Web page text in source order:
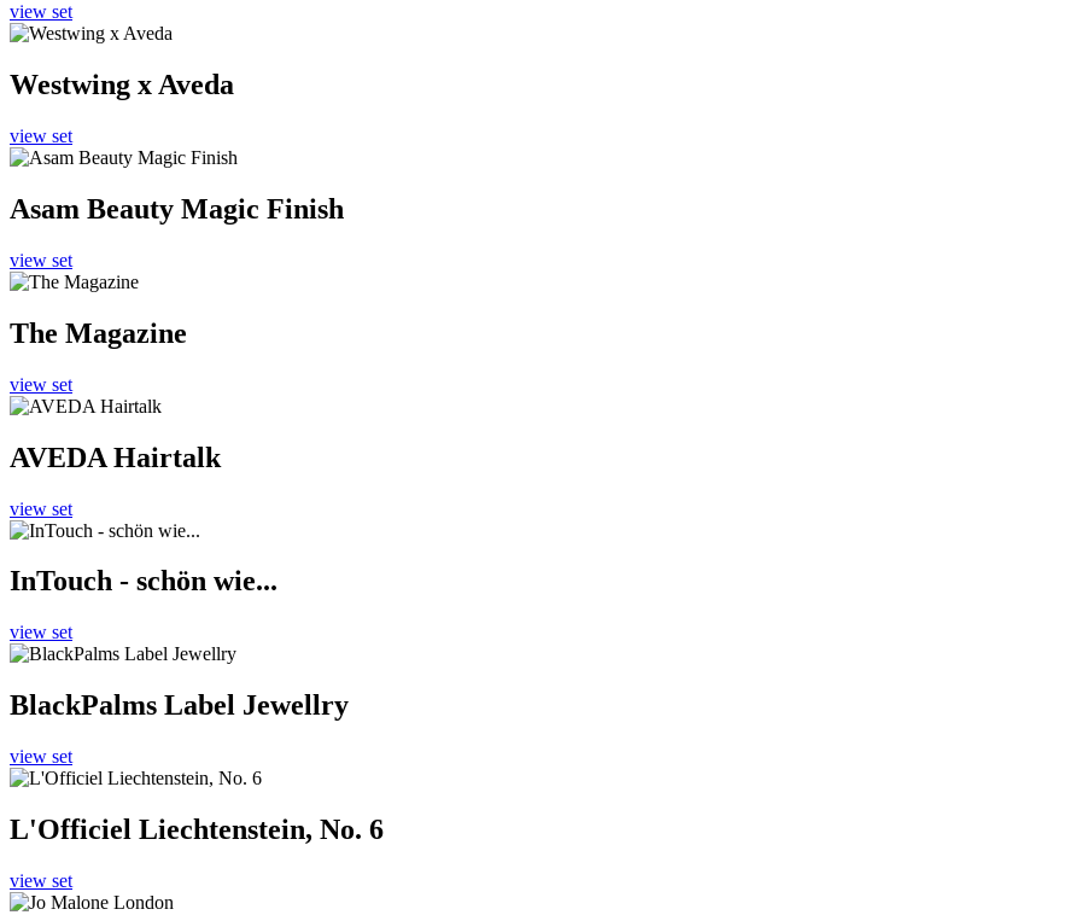
view set
Westwing x Aveda
view set
Asam Beauty Magic Finish
view set
The Magazine
view set
AVEDA Hairtalk
view set
InTouch - schön wie...
view set
BlackPalms Label Jewellry
view set
L'Officiel Liechtenstein, No. 6
view set